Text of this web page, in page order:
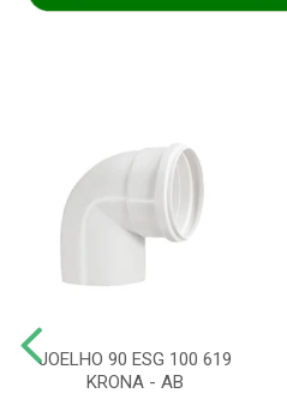
JOELHO 90 ESG 100 619
KRONA - AB